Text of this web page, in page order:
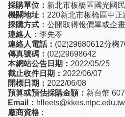
採購單位： 新北市板橋區國光國
機關地址： 220新北市板橋區中
採購方式： 公開取得報價單或企
連絡人： 李先苓
連絡人電話： (02)29680612分機
傳真號碼： (02)29698642
本網站公告日期： 2022/05/25
截止收件日期： 2022/06/07
開標日期： 2022/06/08
預算或預估採購金額： 新台幣
Email： hlleets@kkes.ntpc.edu.tw
廠商資格 :